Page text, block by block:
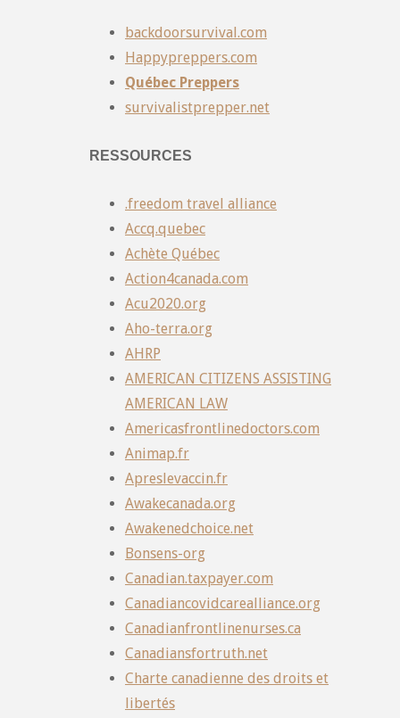
backdoorsurvival.com
Happypreppers.com
Québec Preppers
survivalistprepper.net
RESSOURCES
.freedom travel alliance
Accq.quebec
Achète Québec
Action4canada.com
Acu2020.org
Aho-terra.org
AHRP
AMERICAN CITIZENS ASSISTING
AMERICAN LAW
Americasfrontlinedoctors.com
Animap.fr
Apreslevaccin.fr
Awakecanada.org
Awakenedchoice.net
Bonsens-org
Canadian.taxpayer.com
Canadiancovidcarealliance.org
Canadianfrontlinenurses.ca
Canadiansfortruth.net
Charte canadienne des droits et
libertés